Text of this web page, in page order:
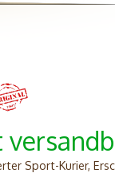
Sport-Kurier,